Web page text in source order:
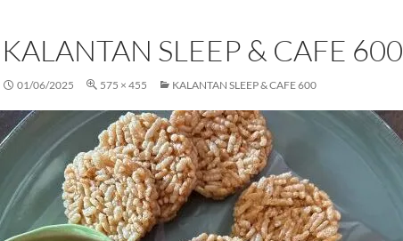
KALANTAN SLEEP & CAFE 600
01/06/2025 575 × 455 KALANTAN SLEEP & CAFE 600